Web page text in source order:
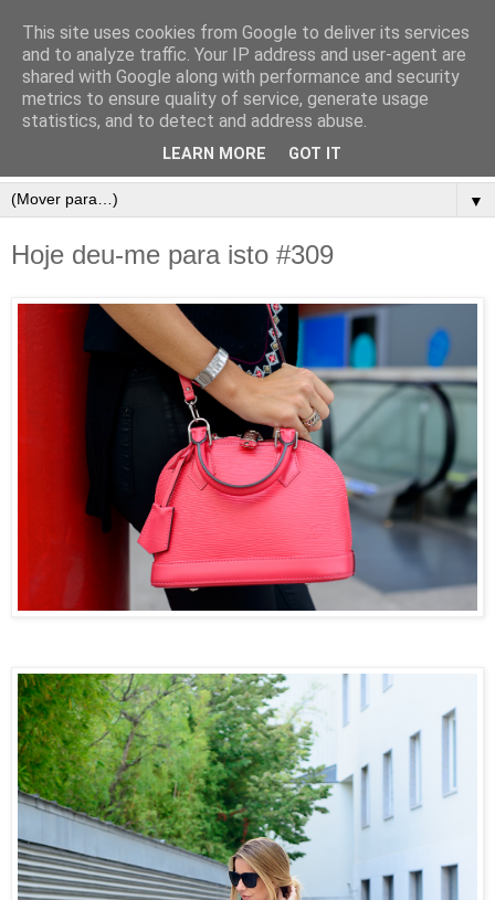
▼
Hoje deu-me para isto #309
This site uses cookies from Google to deliver its services
and to analyze traffic. Your IP address and user-agent are
shared with Google along with performance and security
metrics to ensure quality of service, generate usage
statistics, and to detect and address abuse.
LEARN MORE GOT IT